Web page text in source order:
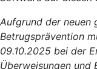
Aufgrund der neuen
Betrugsprävention
09.10.2025 bei der
Überweisungen und